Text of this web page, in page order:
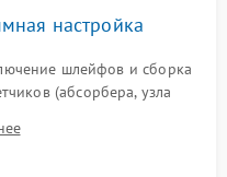
настройка
шлейфов и сборка
(абсорбера, узла
и программная
сканера.